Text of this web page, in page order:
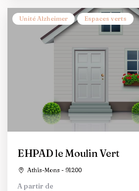
Unité Alzheimer Espaces verts
EHPAD le Moulin Vert
Athis-Mons - 91200
A partir de